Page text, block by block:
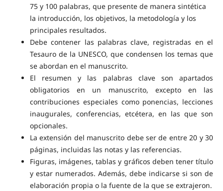
75 y 100 palabras, que presente de manera sintética
la introducción, los objetivos, la metodología y los
principales resultados.
Debe contener las palabras clave, registradas en el
Tesauro de la UNESCO, que condensen los temas que
se abordan en el manuscrito.
El resumen y las palabras clave son apartados
obligatorios en un manuscrito, excepto en las
contribuciones especiales como ponencias, lecciones
inaugurales, conferencias, etcétera, en las que son
opcionales.
La extensión del manuscrito debe ser de entre 20 y 30
páginas, incluidas las notas y las referencias.
Figuras, imágenes, tablas y gráficos deben tener título
y estar numerados. Además, debe indicarse si son de
elaboración propia o la fuente de la que se extrajeron.